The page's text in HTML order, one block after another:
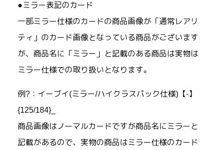
●ミラー表記のカード
一部ミラー仕様のカードの商品画像が「通常レアリ
ティ」のカード画像となっている商品がございます
が、商品名に「ミラー」と記載のある商品は実物は
ミラー仕様での取り扱いとなります。
例?：イーブイ(ミラー/ハイクラスパック仕様)【-】
{125/184}_
商品画像はノーマルカードですが商品名にミラーと
記載があるので、実物の商品はミラー仕様のカード